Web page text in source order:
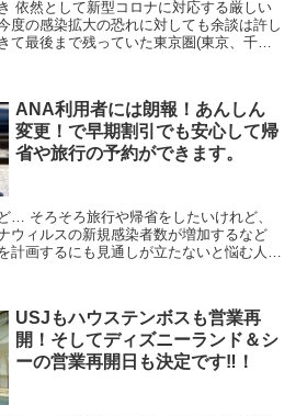
依然として新型コロナに対応する厳しい
度の感染拡大の恐れに対しても余談は許し
て最後まで残っていた東京圏(東京、千
ANA利用者には朗報！あんしん
変更！で早期割引でも安心して帰
省や旅行の予約ができます。
… そろそろ旅行や帰省をしたいけれど、
ウィルスの新規感染者数が増加するなど
計画するにも見通しが立たないと悩む人も
USJもハウステンボスも営業再
開！そしてディズニーランド＆シ
ーの営業再開日も決定です‼！